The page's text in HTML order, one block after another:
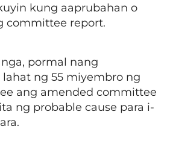
kung aaprubahan o
committee report.
pormal nang
ng 55 miyembro ng
ang amended committee
ng probable cause para i-